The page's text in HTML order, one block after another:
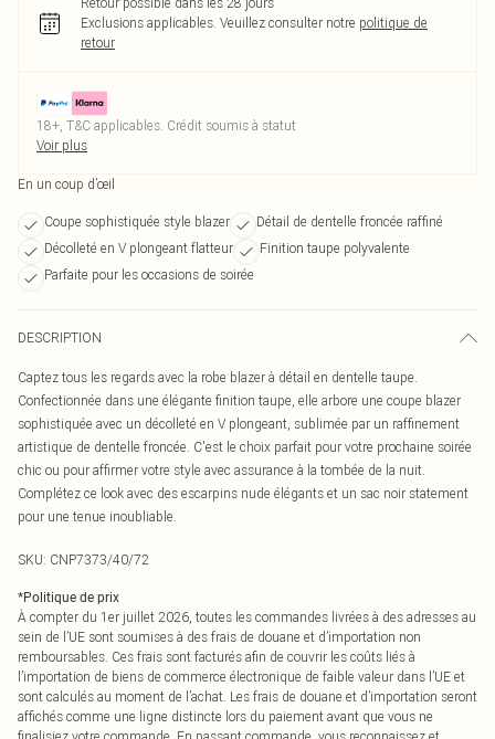
Exclusions applicables. Veuillez consulter notre politique de
retour
18+, T&C applicables. Crédit soumis à statut
Voir plus
En un coup d’œil
Coupe sophistiquée style blazer
Détail de dentelle froncée raffiné
Décolleté en V plongeant flatteur
Finition taupe polyvalente
Parfaite pour les occasions de soirée
DESCRIPTION
Captez tous les regards avec la robe blazer à détail en dentelle taupe.
Confectionnée dans une élégante finition taupe, elle arbore une coupe blazer
sophistiquée avec un décolleté en V plongeant, sublimée par un raffinement
artistique de dentelle froncée. C'est le choix parfait pour votre prochaine soirée
chic ou pour affirmer votre style avec assurance à la tombée de la nuit.
Complétez ce look avec des escarpins nude élégants et un sac noir statement
pour une tenue inoubliable.
SKU: CNP7373/40/72
*Politique de prix
À compter du 1er juillet 2026, toutes les commandes livrées à des adresses au
sein de l’UE sont soumises à des frais de douane et d’importation non
remboursables. Ces frais sont facturés afin de couvrir les coûts liés à
l’importation de biens de commerce électronique de faible valeur dans l’UE et
sont calculés au moment de l’achat. Les frais de douane et d’importation seront
affichés comme une ligne distincte lors du paiement avant que vous ne